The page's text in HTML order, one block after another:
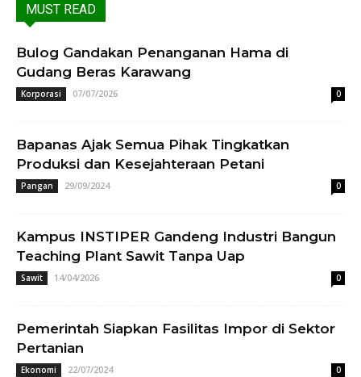
MUST READ
Bulog Gandakan Penanganan Hama di
Gudang Beras Karawang
Korporasi 07/07/2026 0
Bapanas Ajak Semua Pihak Tingkatkan
Produksi dan Kesejahteraan Petani
Pangan 29/09/2024 0
Kampus INSTIPER Gandeng Industri Bangun
Teaching Plant Sawit Tanpa Uap
Sawit 14/04/2026 0
Pemerintah Siapkan Fasilitas Impor di Sektor
Pertanian
Ekonomi 22/07/2024 0